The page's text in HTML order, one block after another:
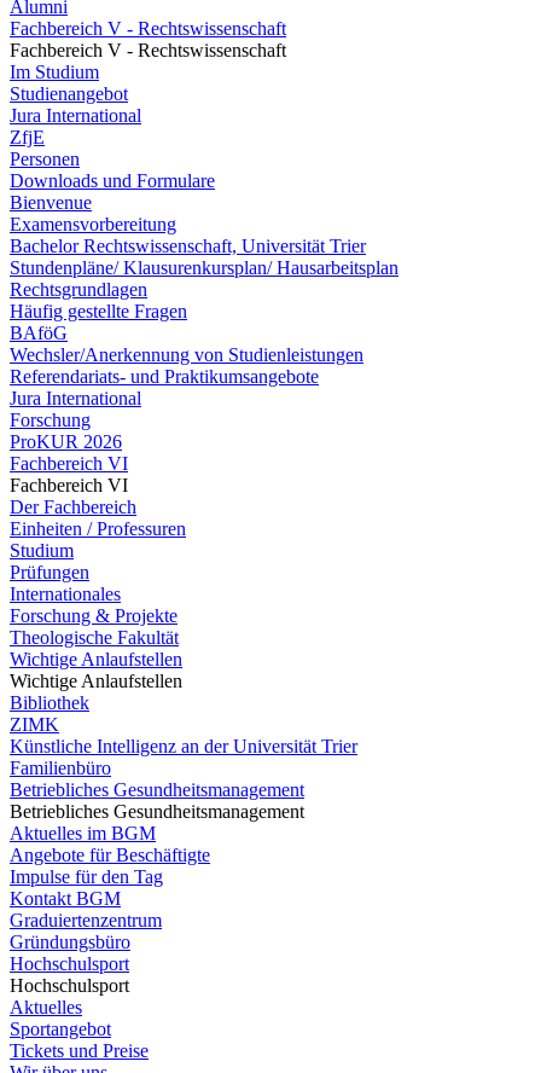
Alumni
Fachbereich V - Rechtswissenschaft
Fachbereich V - Rechtswissenschaft
Im Studium
Studienangebot
Jura International
ZfjE
Personen
Downloads und Formulare
Bienvenue
Examensvorbereitung
Bachelor Rechtswissenschaft, Universität Trier
Stundenpläne/ Klausurenkursplan/ Hausarbeitsplan
Rechtsgrundlagen
Häufig gestellte Fragen
BAföG
Wechsler/Anerkennung von Studienleistungen
Referendariats- und Praktikumsangebote
Jura International
Forschung
ProKUR 2026
Fachbereich VI
Fachbereich VI
Der Fachbereich
Einheiten / Professuren
Studium
Prüfungen
Internationales
Forschung & Projekte
Theologische Fakultät
Wichtige Anlaufstellen
Wichtige Anlaufstellen
Bibliothek
ZIMK
Künstliche Intelligenz an der Universität Trier
Familienbüro
Betriebliches Gesundheitsmanagement
Betriebliches Gesundheitsmanagement
Aktuelles im BGM
Angebote für Beschäftigte
Impulse für den Tag
Kontakt BGM
Graduiertenzentrum
Gründungsbüro
Hochschulsport
Hochschulsport
Aktuelles
Sportangebot
Tickets und Preise